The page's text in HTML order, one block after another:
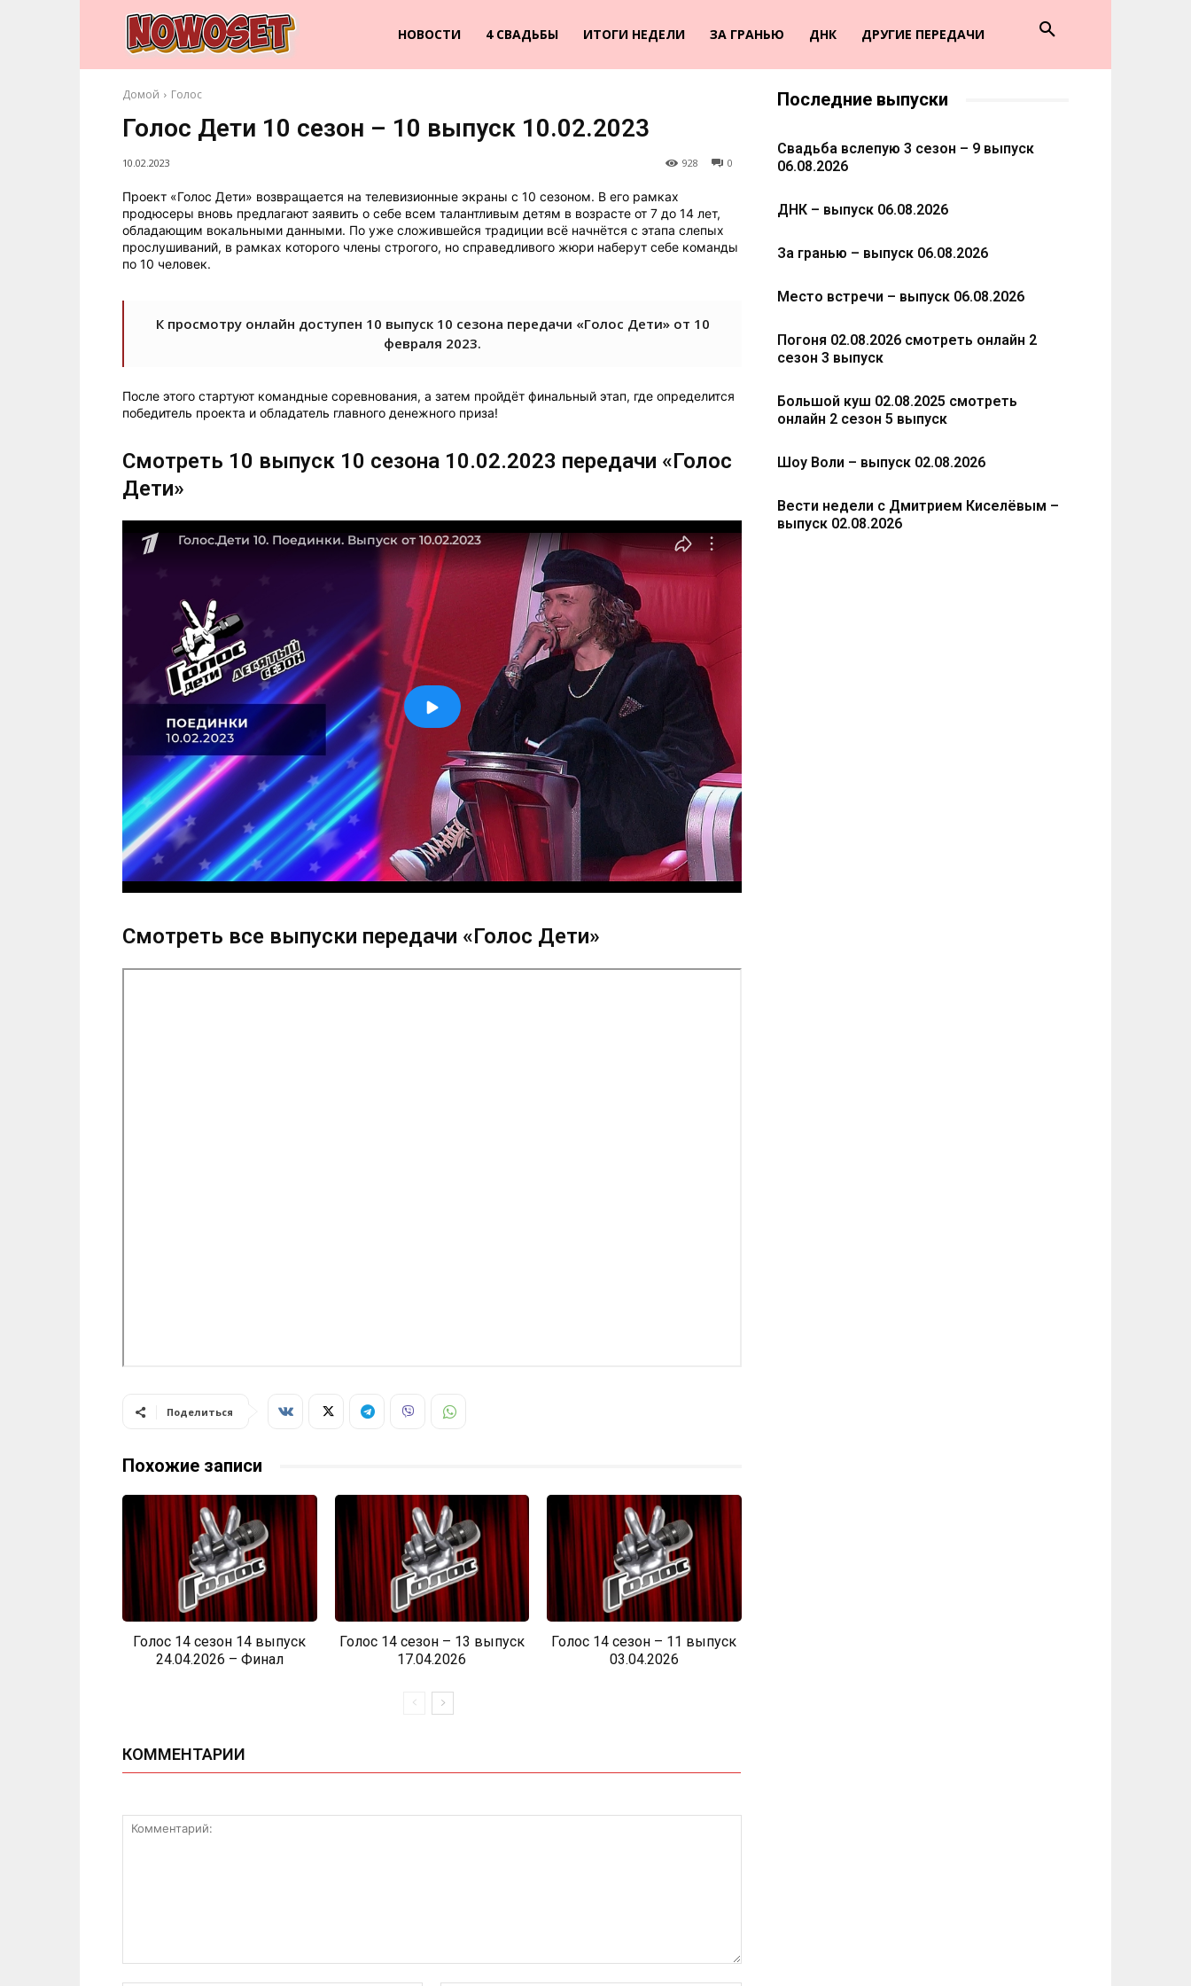
НОВОСТИ 4 СВАДЬБЫ ИТОГИ НЕДЕЛИ ЗА ГРАНЬЮ ДНК ДРУГИЕ ПЕРЕДАЧИ
Домой Голос
Голос Дети 10 сезон – 10 выпуск 10.02.2023
0
928
10.02.2023
Проект «Голос Дети» возвращается на телевизионные экраны с 10 сезоном. В его рамках
продюсеры вновь предлагают заявить о себе всем талантливым детям в возрасте от 7 до 14 лет,
обладающим вокальными данными. По уже сложившейся традиции всё начнётся с этапа слепых
прослушиваний, в рамках которого члены строгого, но справедливого жюри наберут себе команды
по 10 человек.
К просмотру онлайн доступен 10 выпуск 10 сезона передачи «Голос Дети» от 10
февраля 2023.
После этого стартуют командные соревнования, а затем пройдёт финальный этап, где определится
победитель проекта и обладатель главного денежного приза!
Смотреть 10 выпуск 10 сезона 10.02.2023 передачи «Голос
Дети»
Смотреть все выпуски передачи «Голос Дети»
Поделиться
Похожие записи
Голос 14 сезон 14 выпуск
24.04.2026 – Финал
Голос 14 сезон – 13 выпуск
17.04.2026
Голос 14 сезон – 11 выпуск
03.04.2026
КОММЕНТАРИИ
Последние выпуски
Свадьба вслепую 3 сезон – 9 выпуск
06.08.2026
ДНК – выпуск 06.08.2026
За гранью – выпуск 06.08.2026
Место встречи – выпуск 06.08.2026
Погоня 02.08.2026 смотреть онлайн 2
сезон 3 выпуск
Большой куш 02.08.2025 смотреть
онлайн 2 сезон 5 выпуск
Шоу Воли – выпуск 02.08.2026
Вести недели с Дмитрием Киселёвым –
выпуск 02.08.2026